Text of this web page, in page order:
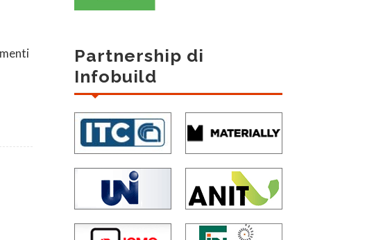
Partnership di
Infobuild